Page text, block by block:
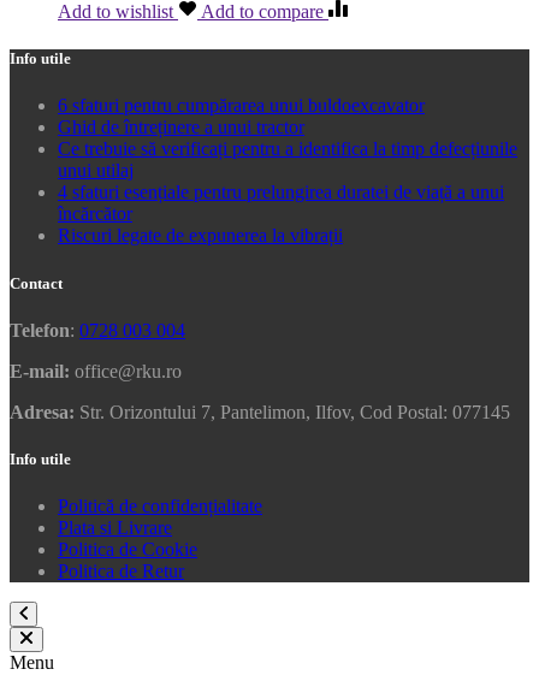
Add to wishlist
Add to compare
Info utile
6 sfaturi pentru cumpărarea unui buldoexcavator
Ghid de întreținere a unui tractor
Ce trebuie să verificați pentru a identifica la timp defecțiunile
unui utilaj
4 sfaturi esențiale pentru prelungirea duratei de viață a unui
încărcător
Riscuri legate de expunerea la vibrații
Contact
Telefon: 0728 003 004
E-mail: office@rku.ro
Adresa: Str. Orizontului 7, Pantelimon, Ilfov, Cod Postal: 077145
Info utile
Politică de confidențialitate
Plata si Livrare
Politica de Cookie
Politica de Retur
Menu